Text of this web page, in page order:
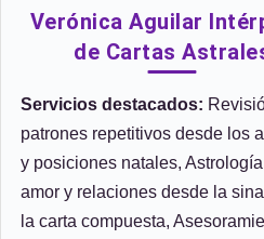
Verónica Aguilar
de Cartas
Servicios destacados:
patrones repetitivos desde los
y posiciones natales, Astrología
amor y relaciones desde la
la carta compuesta,